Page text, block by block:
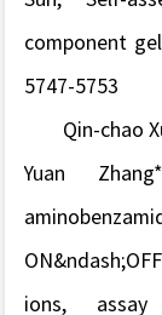
component
5747-5753
Qin-chao
Yuan
ions,